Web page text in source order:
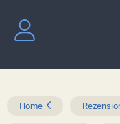
Home